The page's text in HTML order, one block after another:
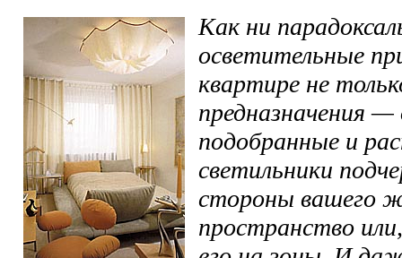
Как ни
осветительные
квартире не
предназначения
подобранные и
светильники
стороны вашего
пространство